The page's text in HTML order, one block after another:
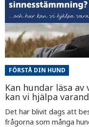
FÖRSTÅ DIN HUND
Kan hundar läsa
kan vi hjälpa
Det har blivit dags att
frågorna som många